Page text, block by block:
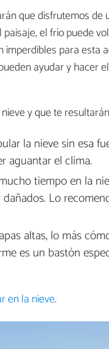
que disfrutemos de
el frío puede
para esta
ayudar y hacer
y que te
la nieve sin esa
aguantar el clima.
tiempo en la
Lo
altas, lo más
es un bastón
en la nieve.